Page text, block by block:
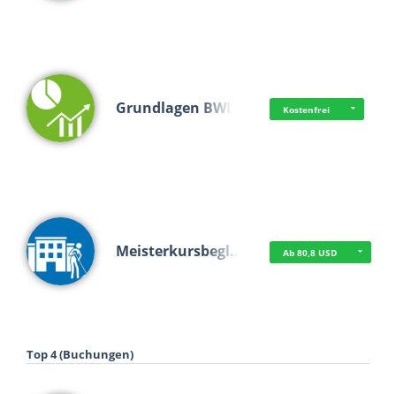
Grundlagen BWL Kostenfrei
Meisterkursbegl… Ab 80,8 USD
Top 4 (Buchungen)